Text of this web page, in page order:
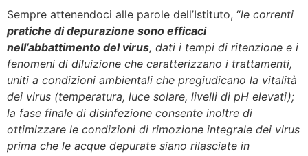
Sempre attenendoci alle parole dell’Istituto, “le correnti
pratiche di depurazione sono efficaci
nell’abbattimento del virus, dati i tempi di ritenzione e i
fenomeni di diluizione che caratterizzano i trattamenti,
uniti a condizioni ambientali che pregiudicano la vitalità
dei virus (temperatura, luce solare, livelli di pH elevati);
la fase finale di disinfezione consente inoltre di
ottimizzare le condizioni di rimozione integrale dei virus
prima che le acque depurate siano rilasciate in